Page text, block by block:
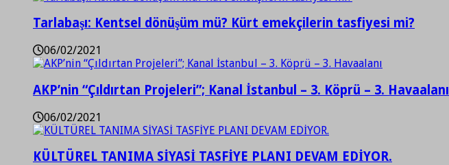
Tarlabaşı: Kentsel dönüşüm mü? Kürt emekçilerin tasfiyesi mi?
06/02/2021
AKP’nin “Çıldırtan Projeleri”; Kanal İstanbul – 3. Köprü – 3. Havaalanı
06/02/2021
KÜLTÜREL TANIMA SİYASİ TASFİYE PLANI DEVAM EDİYOR.